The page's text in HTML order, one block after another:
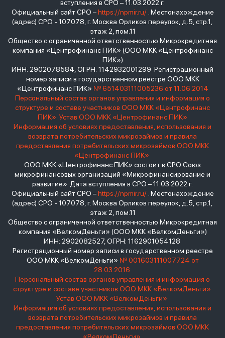
вступления в СРО – 11.03.2022 г.
Официальный сайт СРО –https://npmir.ru/. Местонахождение
(адрес) СРО - 107078, г. Москва Орликов переулок, д.5, стр.1,
этаж 2, пом.11
Общество с ограниченной ответственностью Микрокредитная
компания «Центрофинанс ПИК» (ООО МКК «Центрофинанс
ПИК»)
ИНН: 2902078584, ОГРН: 1142932001299 Регистрационный
номер записи в государственном реестре ООО МКК
«Центрофинанс ПИК» № 651403111005236 от 11.06.2014
Персональный состав органов управления и информация о
структуре и составе участников ООО МКК «Центрофинанс
ПИК» Устав ООО МКК «Центрофинанс ПИК»
Информация об условиях предоставления, использования и
возврата потребительских микрозаймов и правила
предоставления потребительских микрозаймов ООО МКК
«Центрофинанс ПИК»
ООО МКК «Центрофинанс ПИК» состоит в СРО Союз
микрофинансовых организаций «Микрофинансирование и
развитие». Дата вступления в СРО – 11.03.2022 г.
Официальный сайт СРО –https://npmir.ru/. Местонахождение
(адрес) СРО - 107078, г. Москва Орликов переулок, д.5, стр.1,
этаж 2, пом.11
Общество с ограниченной ответственностью Микрокредитная
компания «ВелкомДеньги» (ООО МКК «ВелкомДеньги»)
ИНН: 2902082527, ОГРН: 1162901054128
Регистрационный номер записи в государственном реестре
ООО МКК «ВелкомДеньги» № 001603111007724 от
28.03.2016
Персональный состав органов управления и информация о
структуре и составе участников ООО МКК «ВелкомДеньги»
Устав ООО МКК «ВелкомДеньги»
Информация об условиях предоставления, использования и
возврата потребительских микрозаймов и правила
предоставления потребительских микрозаймов ООО МКК